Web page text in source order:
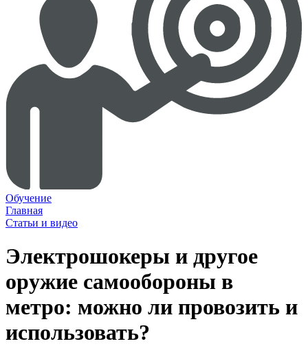
Обучение
Главная
Статьи и видео
Электрошокеры и другое
оружие самообороны в
метро: можно ли провозить и
использовать?